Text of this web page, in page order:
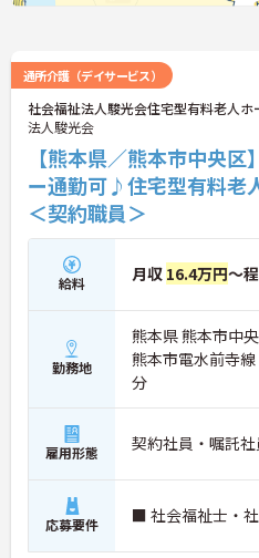
通所介護（デイサービス）
社会福祉法人駿光会住宅型有料老人
法人駿光会
【熊本県／熊本市中央
ー通勤可♪住宅型有料老
＜契約職員＞
給料 月収 16.4万円～
勤務地
熊本県 熊本市中
熊本市電水前寺
分
雇用形態 契約社員・嘱託社
応募要件 ■ 社会福祉士・